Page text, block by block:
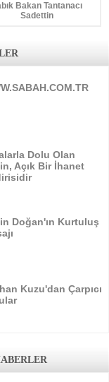
Bakan Tantanacı
Sadettin
Dolu Olan
Açık Bir İhanet
Doğan'ın Kurtuluş
Kuzu'dan Çarpıcı